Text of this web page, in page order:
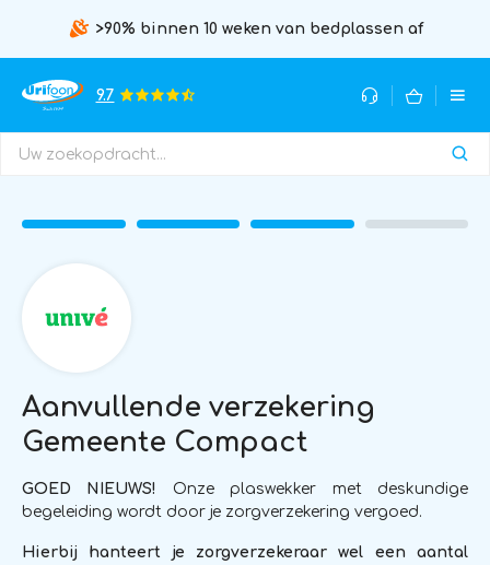
>90% binnen 10 weken van bedplassen af
9.7
Aanvullende verzekering
Gemeente Compact
GOED NIEUWS!
Onze plaswekker met deskundige
begeleiding wordt door je zorgverzekering vergoed.
Hierbij hanteert je zorgverzekeraar wel een aantal